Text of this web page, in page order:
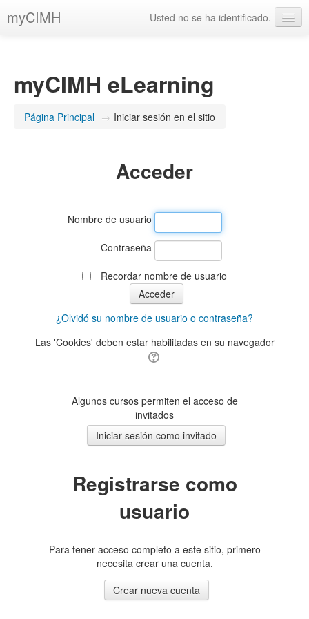
myCIMH
Usted no se ha identificado.
myCIMH eLearning
Página Principal → Iniciar sesión en el sitio
Acceder
Nombre de usuario
Contraseña
Recordar nombre de usuario
¿Olvidó su nombre de usuario o contraseña?
Las 'Cookies' deben estar habilitadas en su navegador
Algunos cursos permiten el acceso de
invitados
Registrarse como
usuario
Para tener acceso completo a este sitio, primero
necesita crear una cuenta.